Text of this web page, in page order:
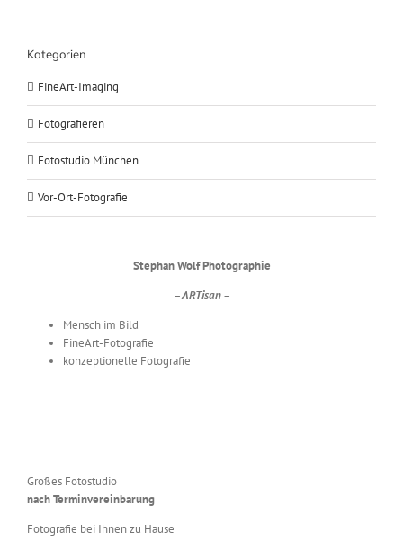
Kategorien
FineArt-Imaging
Fotografieren
Fotostudio München
Vor-Ort-Fotografie
Stephan Wolf Photographie
– ARTisan –
Mensch im Bild
FineArt-Fotografie
konzeptionelle Fotografie
Großes Fotostudio
nach Terminvereinbarung
Fotografie bei Ihnen zu Hause